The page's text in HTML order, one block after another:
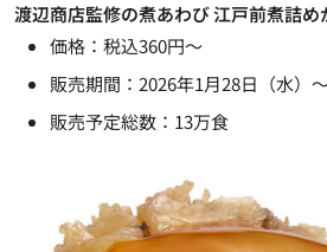
渡辺商店監修の煮あわび 江戸前煮詰め
価格：税込360円～
販売期間：2026年1月28日（水）
販売予定総数：13万食